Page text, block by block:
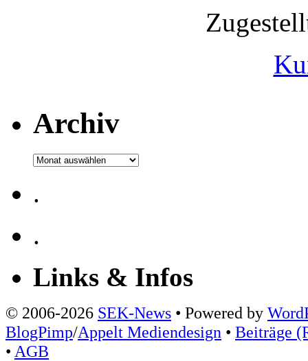
Archiv
Archiv
.
.
Links & Infos
© 2006-2026 SEK-News • Powered by
BlogPimp/Appelt Mediendesign • Beiträge
• AGB